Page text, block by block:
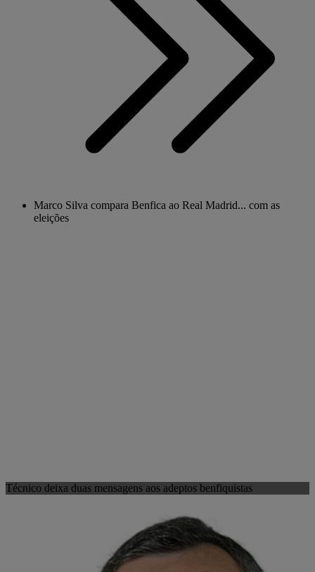
Marco Silva compara Benfica ao Real Madrid... com as
eleições
Técnico deixa duas mensagens aos adeptos benfiquistas